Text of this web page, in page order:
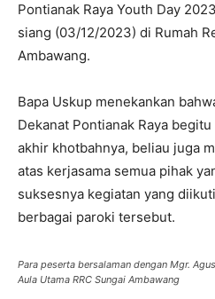
Pontianak Raya Youth Day
siang (03/12/2023) di Rumah
Ambawang.
Bapa Uskup menekankan
Dekanat Pontianak Raya
akhir khotbahnya, beliau juga
atas kerjasama semua pihak
suksesnya kegiatan yang
berbagai paroki tersebut.
Para peserta bersalaman dengan Mgr.
Aula Utama RRC Sungai Ambawang